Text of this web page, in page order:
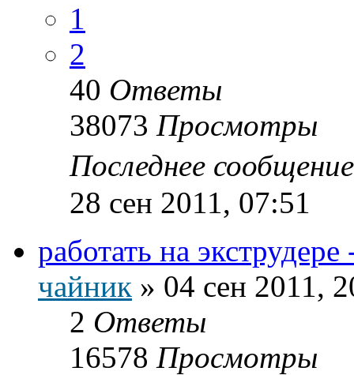
1
2
40 Ответы
38073 Просмотры
Последнее
28 сен 2011, 07:51
работать на
чайник » 04 сен 2011,
2 Ответы
16578 Просмотры